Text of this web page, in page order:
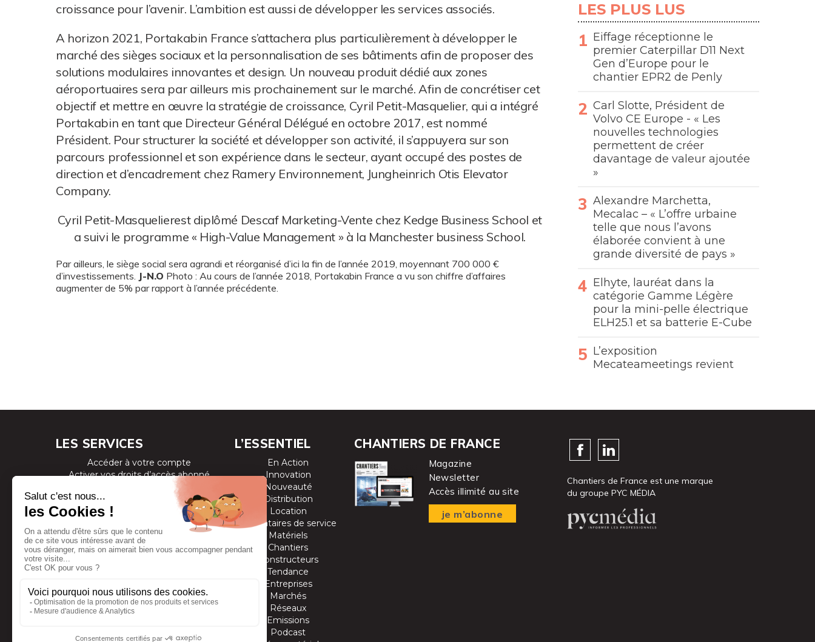
croissance pour l’avenir. L’ambition est aussi de développer les services associés.
A horizon 2021, Portakabin France s’attachera plus particulièrement à développer le
marché des sièges sociaux et la personnalisation de ses bâtiments afin de proposer des
solutions modulaires innovantes et design. Un nouveau produit dédié aux zones
aéroportuaires sera par ailleurs mis prochainement sur le marché. Afin de concrétiser cet
objectif et mettre en œuvre la stratégie de croissance, Cyril Petit-Masquelier, qui a intégré
Portakabin en tant que Directeur Général Délégué en octobre 2017, est nommé
Président. Pour structurer la société et développer son activité, il s’appuyera sur son
parcours professionnel et son expérience dans le secteur, ayant occupé des postes de
direction et d’encadrement chez Ramery Environnement, Jungheinrich Otis Elevator
Company.
Cyril Petit-Masquelierest diplômé Descaf Marketing-Vente chez Kedge Business School et
a suivi le programme « High-Value Management » à la Manchester business School.
Par ailleurs, le siège social sera agrandi et réorganisé d’ici la fin de l’année 2019, moyennant 700 000 €
d’investissements. J-N.O Photo : Au cours de l’année 2018, Portakabin France a vu son chiffre d’affaires
augmenter de 5% par rapport à l’année précédente.
LES PLUS LUS
Eiffage réceptionne le
premier Caterpillar D11 Next
Gen d’Europe pour le
chantier EPR2 de Penly
Carl Slotte, Président de
Volvo CE Europe - « Les
nouvelles technologies
permettent de créer
davantage de valeur ajoutée
»
Alexandre Marchetta,
Mecalac – « L’offre urbaine
telle que nous l’avons
élaborée convient à une
grande diversité de pays »
Elhyte, lauréat dans la
catégorie Gamme Légère
pour la mini-pelle électrique
ELH25.1 et sa batterie E-Cube
L’exposition
Mecateameetings revient
LES SERVICES
Accéder à votre compte
Activer vos droits d’accès abonné
Consulter les magazines
S’inscrire aux newsletters
Devenir annonceur
Se connecter à l’extranet annonceur
Nous contacter
L’ESSENTIEL
En Action
Innovation
Nouveauté
Distribution
Location
Prestataires de service
Matériels
Chantiers
Constructeurs
Tendance
Entreprises
Marchés
Réseaux
Emissions
Podcast
CHANTIERS DE FRANCE
Magazine
Newsletter
Accès illimité au site
je m’abonne
Chantiers de France est une marque
du groupe PYC MÉDIA